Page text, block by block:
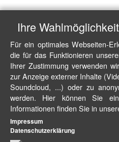
Ihre
Für ein optimales Webseiten-
die für das Funktionieren
Ihrer Zustimmung verwenden
zur Anzeige externer Inhalte
Soundcloud, ...) oder zu
werden. Hier können Sie
Informationen finden Sie in
Impressum
Datenschutzerklärung